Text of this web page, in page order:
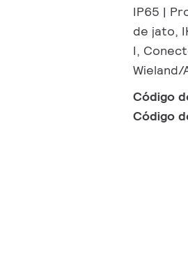
IP65 |
de jato,
I,
Wieland/
Código
Código